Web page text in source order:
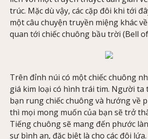
trúc. Mặc dù vậy, các cặp đôi khi tới
một câu chuyện truyền miệng khác
quan tới chiếc chuông bầu trời (Bell
Trên đỉnh núi có một chiếc chuông
giá kim loại có hình trái tim. Người ta
bạn rung chiếc chuông và hướng về
thì mọi mong muốn của bạn sẽ trở
Tiếng chuông sẽ mang đến phước
sự bình an, đặc biệt là cho các đôi